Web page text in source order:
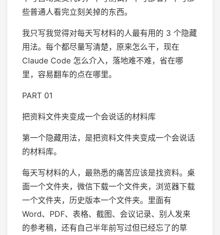
些普通人看完立刻关掉的东西。
我只写我觉得对每天写材料的人最有用的 3 个隐藏
用法。每个都尽量写清楚，原来怎么干，现在
Claude Code 怎么介入，落地难不难，省在哪
里，容易翻车的点在哪里。
PART 01
把资料文件夹变成一个会说话的材料库
第一个隐藏用法，是把资料文件夹变成一个会说话
的材料库。
每天写材料的人，最熟悉的痛苦应该是找资料。桌
面一个文件夹，微信下载一个文件夹，浏览器下载
一个文件夹，历史版本一个文件夹。里面有
Word、PDF、表格、截图、会议记录、别人发来
的参考稿，还有自己半年前写过但已经忘了的草